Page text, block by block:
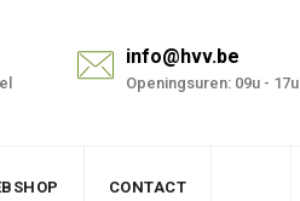
info@hvv.be
Openingsuren: 09u - 17u
CONTACT